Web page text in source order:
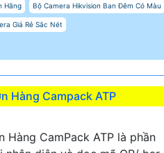
Hãng Bộ Camera Hikvision Ban Đêm Có Màu
Giá Rẻ Sắc Nét
Hàng Campack ATP
CamPack ATP là phần